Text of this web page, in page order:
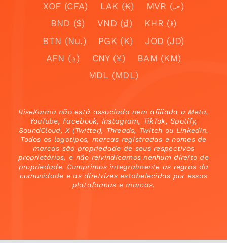
XOF (CFA)
LAK (₭)
MVR (.ރ)
BND ($)
VND (₫)
KHR (៛)
BTN (Nu.)
PGK (K)
JOD (JD)
AFN (؋)
CNY (¥)
BAM (KM)
MDL (MDL)
RiseKarma não está associada nem afiliada à Meta,
YouTube, Facebook, Instagram, TikTok, Spotify,
SoundCloud, X (Twitter), Threads, Twitch ou LinkedIn.
Todos os logotipos, marcas registradas e nomes de
marcas são propriedade de seus respectivos
proprietários, e não reivindicamos nenhum direito de
propriedade. Cumprimos integralmente as regras da
comunidade e as diretrizes estabelecidas por essas
plataformas e marcas.